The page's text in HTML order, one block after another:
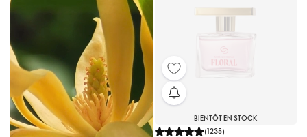
BIENTÔT EN STOCK
(1235)